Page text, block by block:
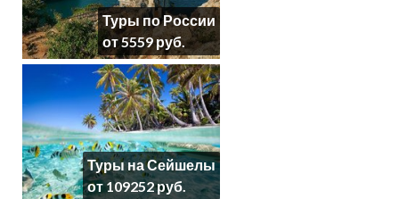
Туры по России
от 5559 руб.
Туры на Сейшелы
от 109252 руб.